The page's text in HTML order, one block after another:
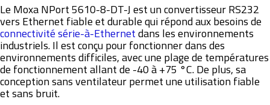
Le Moxa NPort 5610-8-DT-J est un convertisseur RS232
vers Ethernet fiable et durable qui répond aux besoins de
connectivité série-à-Ethernetdans les environnements
industriels. Il est conçu pour fonctionner dans des
environnements difficiles, avec une plage de températures
de fonctionnement allant de -40 à +75 °C. De plus, sa
conception sans ventilateur permet une utilisation fiable
et sans bruit.